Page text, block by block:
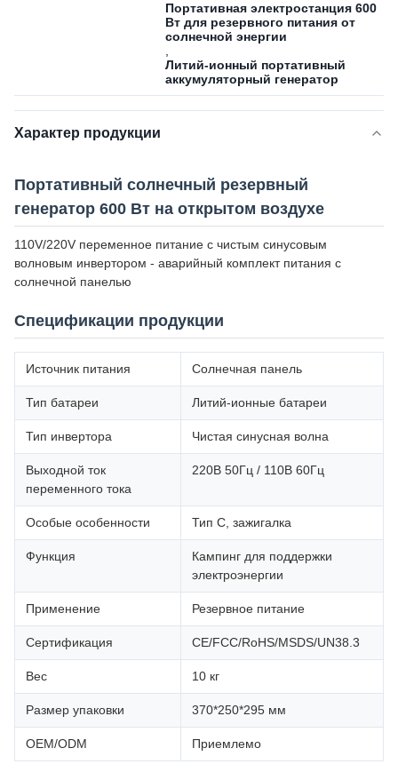
Портативная электростанция 600
Вт для резервного питания от
солнечной энергии
Литий-ионный портативный
аккумуляторный генератор
Характер продукции
Портативный солнечный резервный
генератор 600 Вт на открытом воздухе
110V/220V переменное питание с чистым синусовым
волновым инвертором - аварийный комплект питания с
солнечной панелью
Спецификации продукции
Источник питания Солнечная панель
Тип батареи Литий-ионные батареи
Тип инвертора Чистая синусная волна
Выходной ток
переменного тока
220В 50Гц / 110В 60Гц
Особые особенности Тип С, зажигалка
Функция
Кампинг для поддержки
электроэнергии
Применение Резервное питание
Сертификация CE/FCC/RoHS/MSDS/UN38.3
Вес 10 кг
Размер упаковки 370*250*295 мм
OEM/ODM Приемлемо